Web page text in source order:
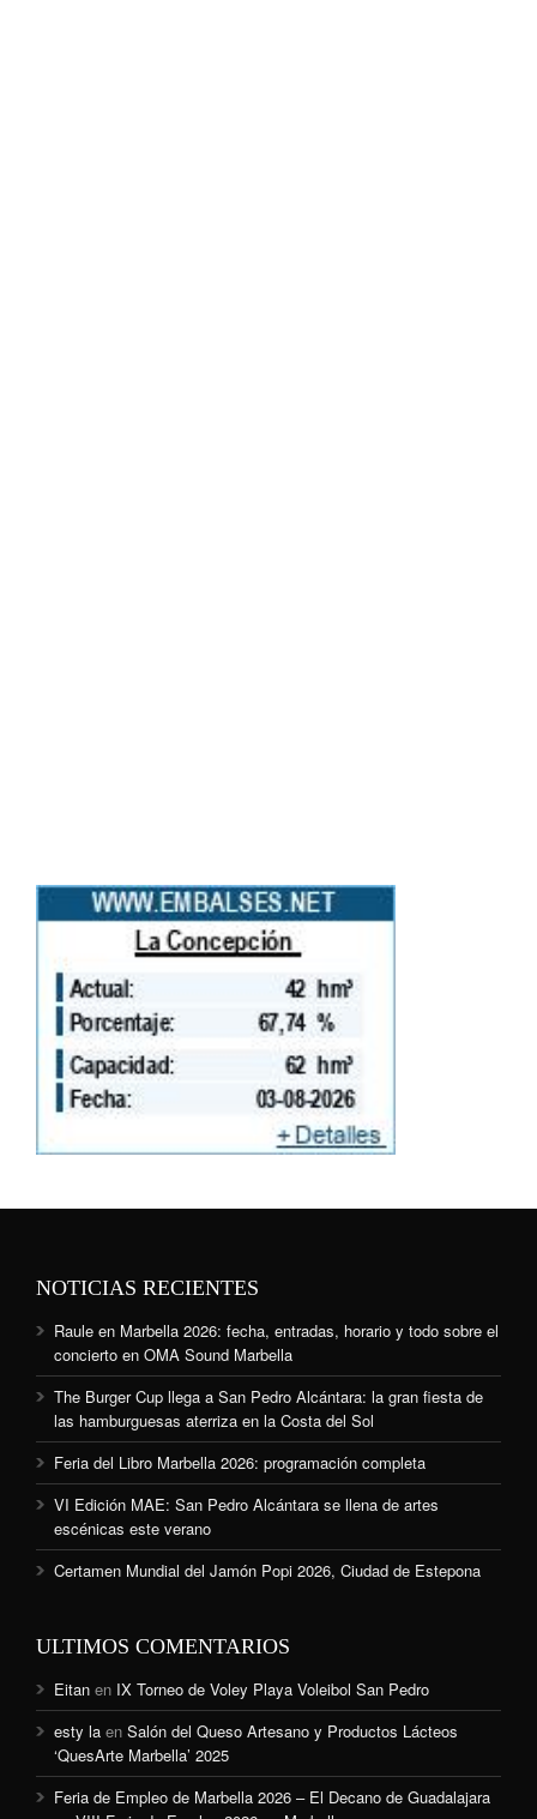
NOTICIAS RECIENTES
Raule en Marbella 2026: fecha, entradas, horario y todo sobre el
concierto en OMA Sound Marbella
The Burger Cup llega a San Pedro Alcántara: la gran fiesta de
las hamburguesas aterriza en la Costa del Sol
Feria del Libro Marbella 2026: programación completa
VI Edición MAE: San Pedro Alcántara se llena de artes
escénicas este verano
Certamen Mundial del Jamón Popi 2026, Ciudad de Estepona
ULTIMOS COMENTARIOS
Eitan en IX Torneo de Voley Playa Voleibol San Pedro
esty la en Salón del Queso Artesano y Productos Lácteos
‘QuesArte Marbella’ 2025
Feria de Empleo de Marbella 2026 – El Decano de Guadalajara